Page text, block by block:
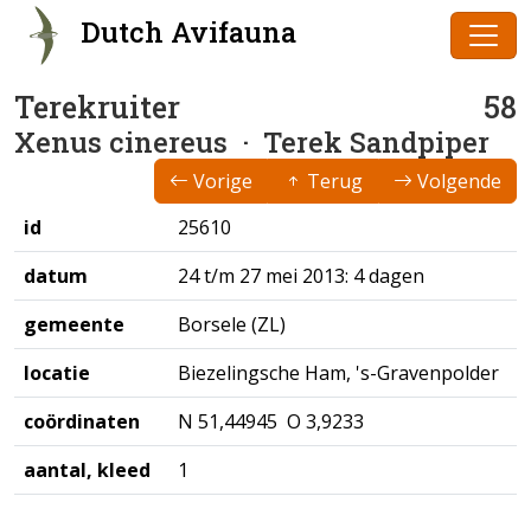
Dutch Avifauna
Terekruiter 58
Xenus cinereus · Terek Sandpiper
Vorige Terug
Volgende
id
25610
datum
24 t/m 27 mei 2013: 4 dagen
gemeente
Borsele (ZL)
locatie
Biezelingsche Ham, 's-Gravenpolder
coördinaten
N 51,44945 O 3,9233
aantal, kleed
1